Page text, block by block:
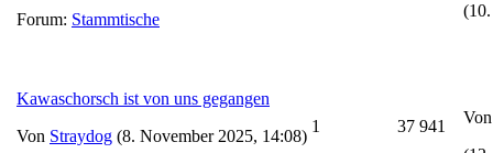
Forum: Stammtische
Kawaschorsch ist von uns gegangen
Von Straydog (8. November 2025, 14:08)
1 37 941